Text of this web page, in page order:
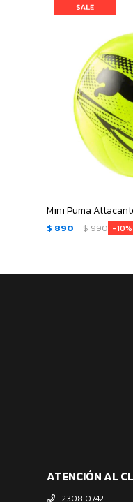
Mini Puma
$ 890 $990 10
ATENCIÓN AL
2308 0742